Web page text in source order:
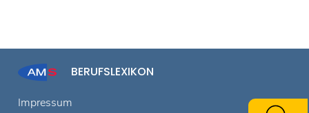
BERUFSLEXIKON
Impressum